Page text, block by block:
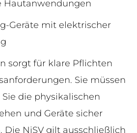
Hautanwendungen
Geräte mit elektrischer
sorgt für klare Pflichten
Sie müssen
die physikalischen
und Geräte sicher
Die NiSV gilt ausschließlich